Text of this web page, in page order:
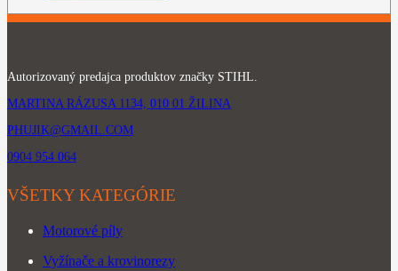
Autorizovaný predajca produktov značky STIHL.
MARTINA RÁZUSA 1134, 010 01 ŽILINA
PHUJIK@GMAIL.COM
0904 954 064
VŠETKY KATEGÓRIE
Motorové píly
Vyžínače a krovinorezy